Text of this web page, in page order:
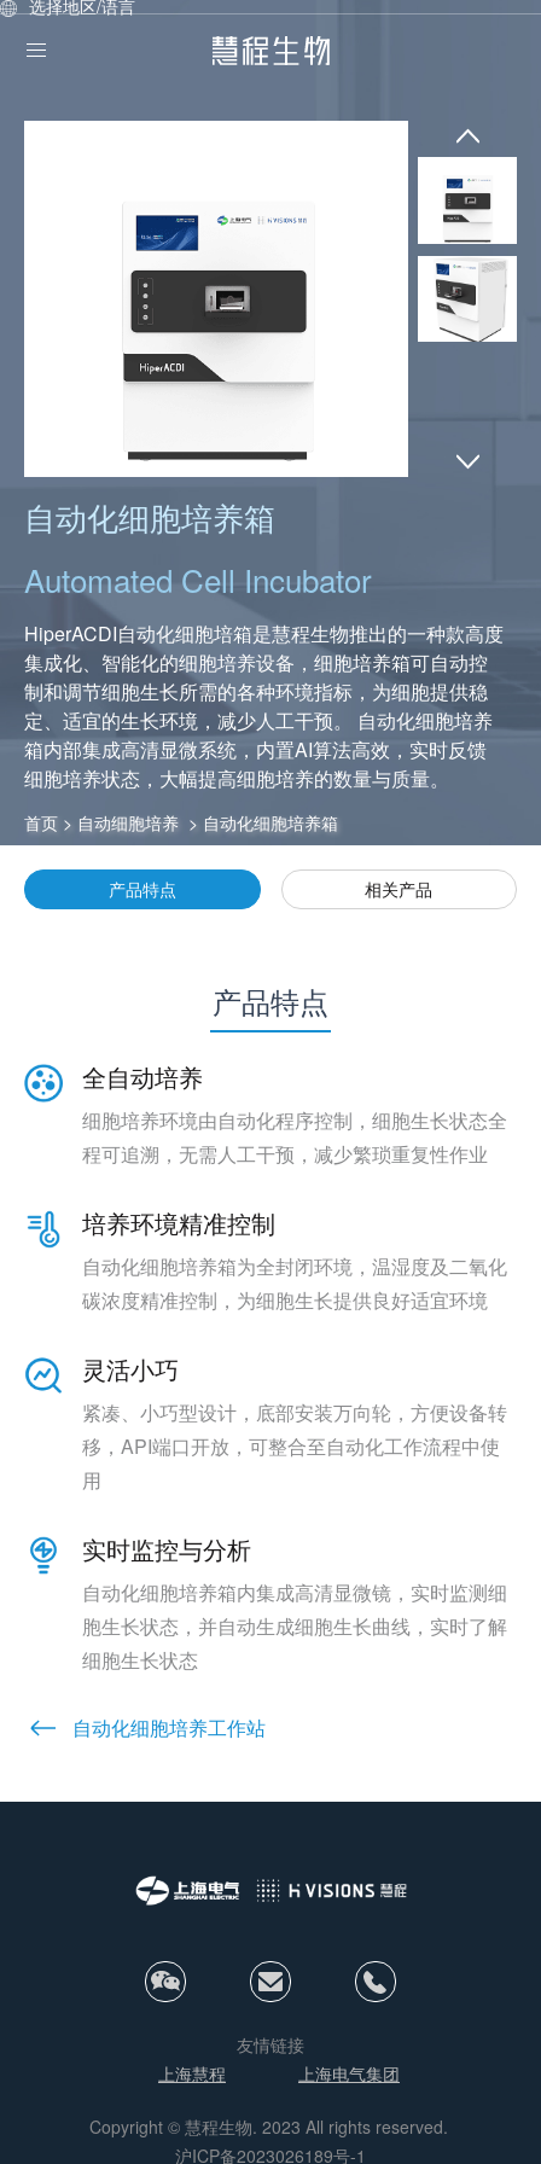
选择地区/语言
自动化细胞培养箱
Automated Cell Incubator
HiperACDI自动化细胞培箱是慧程生物推出的一种款高度
集成化、智能化的细胞培养设备，细胞培养箱可自动控
制和调节细胞生长所需的各种环境指标，为细胞提供稳
定、适宜的生长环境，减少人工干预。 自动化细胞培养
箱内部集成高清显微系统，内置AI算法高效，实时反馈
细胞培养状态，大幅提高细胞培养的数量与质量。
首页 > 自动细胞培养 > 自动化细胞培养箱
产品特点 相关产品
产品特点
全自动培养
细胞培养环境由自动化程序控制，细胞生长状态全
程可追溯，无需人工干预，减少繁琐重复性作业
培养环境精准控制
自动化细胞培养箱为全封闭环境，温湿度及二氧化
碳浓度精准控制，为细胞生长提供良好适宜环境
灵活小巧
紧凑、小巧型设计，底部安装万向轮，方便设备转
移，API端口开放，可整合至自动化工作流程中使
用
实时监控与分析
自动化细胞培养箱内集成高清显微镜，实时监测细
胞生长状态，并自动生成细胞生长曲线，实时了解
细胞生长状态
自动化细胞培养工作站
友情链接
上海慧程
上海电气集团
Copyright © 慧程生物. 2023 All rights reserved.
沪ICP备2023026189号-1